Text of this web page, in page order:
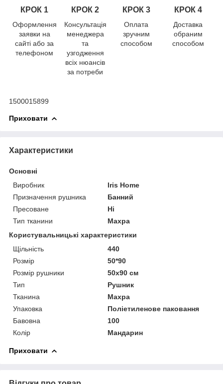
КРОК 1 КРОК 2 КРОК 3 КРОК 4
Оформлення
заявки на
сайті або за
телефоном
Консультація
менеджера
та
узгодження
всіх нюансів
за потреби
Оплата
зручним
способом
Доставка
обраним
способом
1500015899
Приховати
Характеристики
Основні
Виробник
Iris Home
Призначення рушника
Банний
Пресоване
Ні
Тип тканини
Махра
Користувальницькі характеристики
Щільність
440
Розмір
50*90
Розмір рушники
50х90 см
Тип
Рушник
Тканина
Махра
Упаковка
Поліетиленове паковання
Бавовна
100
Колір
Мандарин
Приховати